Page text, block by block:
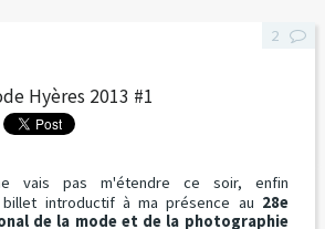
Hyères 2013 #1
vais pas m'étendre ce soir, enfin
introductif à ma présence au 28e
de la mode et de la photographie
2